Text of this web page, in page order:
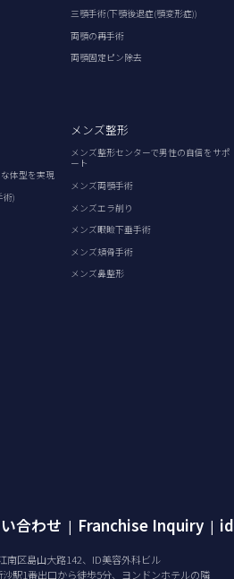
三顎手術(下顎後退症(顎変形症))
両顎の再手術
両顎固定ピン除去
体型を実現
術)
メンズ整形
メンズ整形センターで男性の自信をサポ
ート
メンズ両顎手術
メンズエラ削り
メンズ眼瞼下垂手術
メンズ頬骨手術
メンズ鼻整形
合わせ | Franchise Inquiry |
南区島山大路142、ID美容外科ビル
沙駅1番出口から徒歩5分、ヨンドンホテルの隣